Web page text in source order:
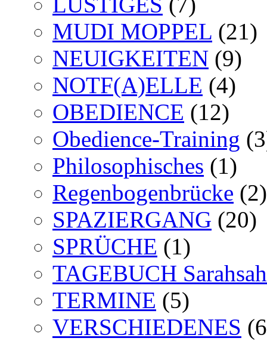
MUDI MOPPEL (21)
NEUIGKEITEN (9)
NOTF(A)ELLE (4)
OBEDIENCE (12)
Obedience-Training
Philosophisches (1)
Regenbogenbrücke (2)
SPAZIERGANG (20)
SPRÜCHE (1)
TAGEBUCH
TERMINE (5)
VERSCHIEDENES